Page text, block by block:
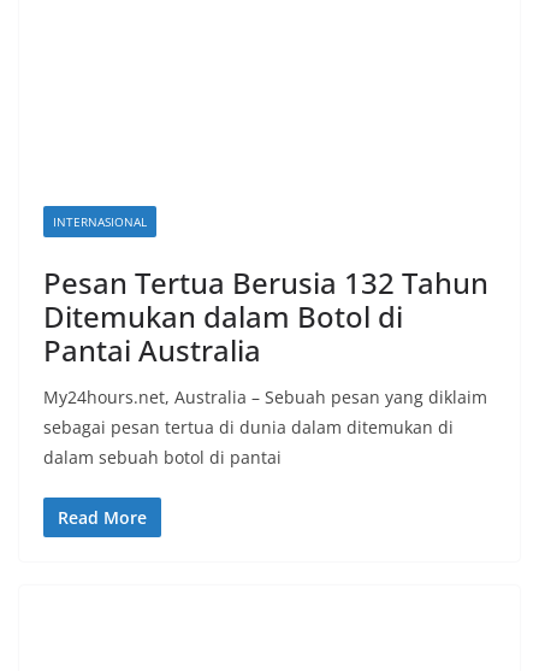
INTERNASIONAL
Pesan Tertua Berusia 132 Tahun
Ditemukan dalam Botol di
Pantai Australia
My24hours.net, Australia – Sebuah pesan yang diklaim
sebagai pesan tertua di dunia dalam ditemukan di
dalam sebuah botol di pantai
Read More